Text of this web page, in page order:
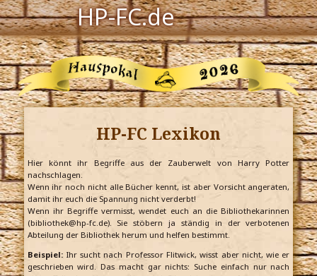
HP-FC.de
Navigation
Harry Potter
Der HP-FC
Hogwarts
Zauberwelt
Willkommen
Jetzt Fanclub-Mitglied werden!
HP-FC Lexikon
Hier könnt ihr Begriffe aus der Zauberwelt von Harry Potter
nachschlagen.
Wenn ihr noch nicht alle Bücher kennt, ist aber Vorsicht angeraten,
damit ihr euch die Spannung nicht verderbt!
Wenn ihr Begriffe vermisst, wendet euch an die Bibliothekarinnen
(bibliothek@hp-fc.de). Sie stöbern ja ständig in der verbotenen
Abteilung der Bibliothek herum und helfen bestimmt.
Beispiel:Ihr sucht nach Professor Flitwick, wisst aber nicht, wie er
geschrieben wird. Das macht gar nichts: Suche einfach nur nach